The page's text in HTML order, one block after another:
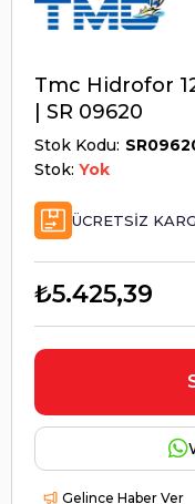
Tmc Hidrofor
| SR 09620
Stok Kodu
Stok: Yok
ÜCRETSIZ
₺5.425,39
Gelince Haber Ver